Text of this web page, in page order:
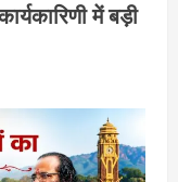
में बड़ी
लेकर निकलेगी
विजयी भव का